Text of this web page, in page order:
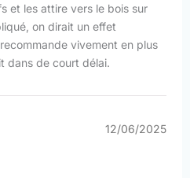
et les attire vers le bois sur
on dirait un effet
vivement en plus
dans de court délai.
12/06/2025